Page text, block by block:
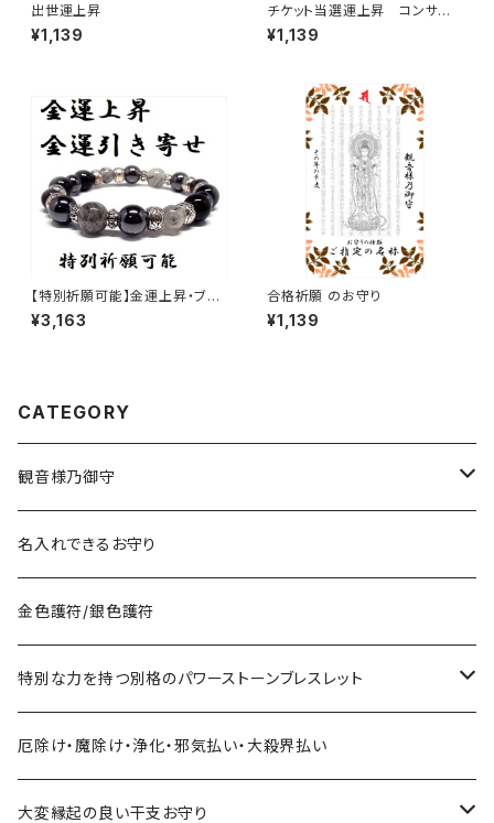
出世運上昇
¥1,139
チケット当選運上昇 コンサー
ト、ライブ、ファンサークル、ファ
ンミーティング、スポーツ観戦な
¥1,139
【特別祈願可能】金運上昇・ブラ
ックルチルクォーツ ヘマタイト
オニキスお洒落パワーストーン
¥3,163
合格祈願 のお守り
¥1,139
CATEGORY
観音様乃御守
宝くじに御利益ある組合せ
サマージャンボ宝くじに当たりたい時の組合せ
バレンタインジャンボ宝くじに当たりたい時の組合せ
お金に御利益ある組合せ
給料を増やしたい
お金持ちと出会いたい
恋愛・縁結びで御利益ある組合せ
お金持ち恋愛したい
お金持ちと結婚したい(玉の輿・逆玉の輿)
対人で御利益ある組合せ
学校でいじめられたくない
出世して仕事も充実し給料を上げたい時の組み合わせ
名入れできるお守り
金色護符/銀色護符
特別な力を持つ別格のパワーストーンブレスレット
ネックレス
ストラップ
厄除け・魔除け・浄化・邪気払い・大殺界払い
大変縁起の良い干支お守り